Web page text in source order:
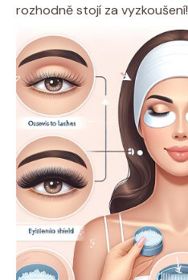
rozhodně stojí za vyzkoušení!